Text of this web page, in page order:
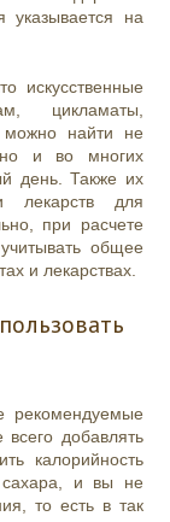
указывается на
искусственные
цикламаты,
можно найти не
но и во многих
день. Также их
лекарств для
при расчете
общее
и лекарствах.
рекомендуемые
добавлять
калорийность
сахара, и вы не
то есть в так